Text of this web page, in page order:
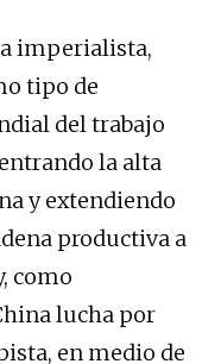
imperialista,
tipo de
del trabajo
la alta
y extendiendo
productiva a
como
lucha por
en medio de